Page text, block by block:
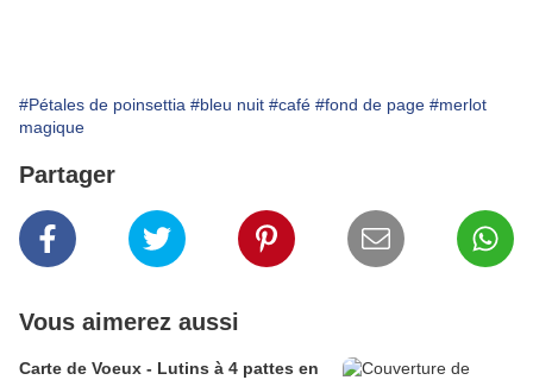
#Pétales de poinsettia #bleu nuit #café #fond de page #merlot
magique
Partager
Vous aimerez aussi
Carte de Voeux - Lutins à 4 pattes en